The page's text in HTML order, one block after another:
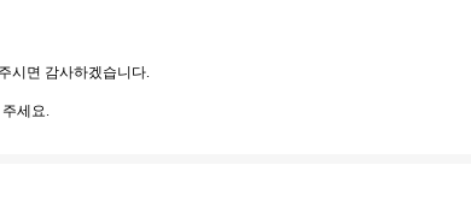
시면 감사하겠습니다.
세요.